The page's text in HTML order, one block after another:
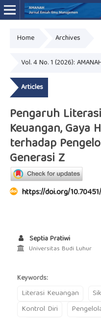
Home Archives
Vol. 4 No. 1 (2026):
Articles
Pengaruh
Keuangan, Gaya
terhadap
Generasi Z
https://doi.org/
Septia Pratiwi
Universitas Budi Luhur
Keywords:
Literasi Keuangan
Kontrol Diri